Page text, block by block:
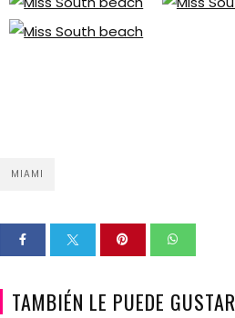
MIAMI
TAMBIÉN LE PUEDE GUSTAR